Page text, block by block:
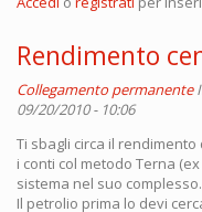
Rendimento
Collegamento permanente
09/20/2010 - 10:06
Ti sbagli circa il
i conti col metodo Terna
sistema nel suo complesso.
Il petrolio prima lo devi